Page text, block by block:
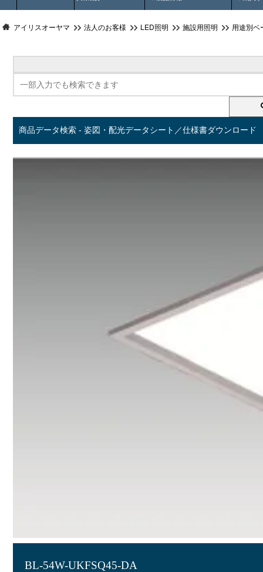
アイリスオーヤマ 法人のお客様 LED照明 施設用照明 用途別ベ
商品データ検索 - 姿図・配光データシート／仕様書ダウンロード
BL-54W-UKFSQ45-DA